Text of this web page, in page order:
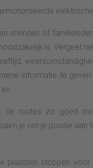
uitzicht te
Böddesbach. Je
kom. Wend meteen
Haus Hilmecke via
rechtsaf het dalpad
kom je
langs zijwegen naar
dorp
Vanaf de eerste
steegjes langs
vrienden of
is. Vergeet
informatie te
routes zo goed
je om je positie aan
plaatsen stoppen